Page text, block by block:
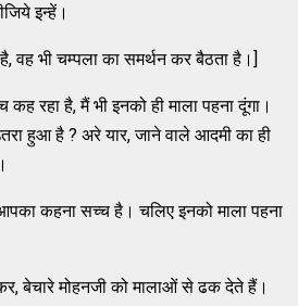
इन्हें।
वह भी चम्पला का समर्थन कर बैठता है।]
रहा है, मैं भी इनको ही माला पहना दूंगा।
हुआ है ? अरे यार, जाने वाले आदमी का ही
कहना सच्च है। चलिए इनको माला पहना
बेचारे मोहनजी को मालाओं से ढक देते हैं।